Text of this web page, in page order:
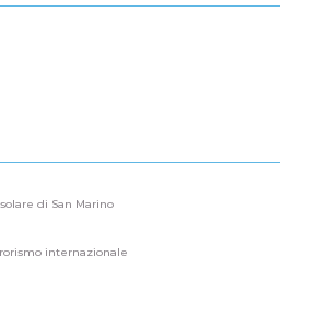
di San Marino
internazionale